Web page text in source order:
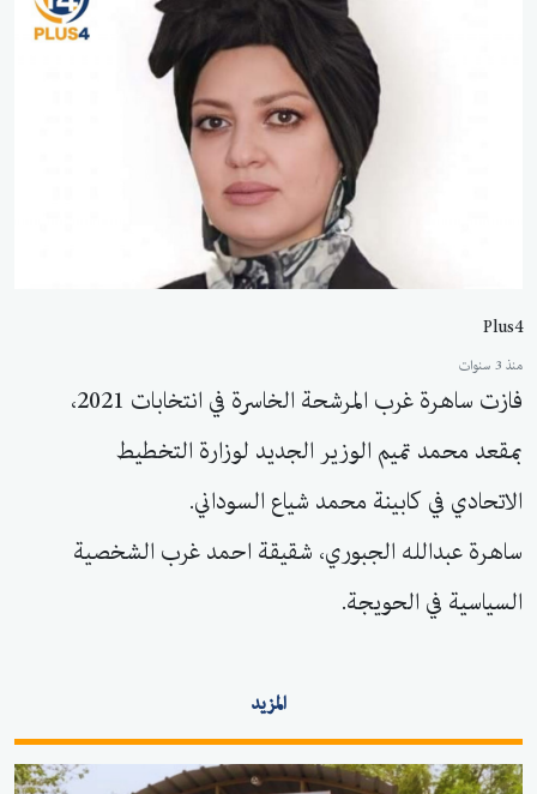
Plus4
منذ 3 سنوات
فازت ساهرة غرب المرشحة الخاسرة في انتخابات 2021،
بمقعد محمد تميم الوزير الجديد لوزارة التخطيط
الاتحادي في كابينة محمد شياع السوداني.
ساهرة عبدالله الجبوري، شقيقة احمد غرب الشخصية
السياسية في الحويجة.
المزيد